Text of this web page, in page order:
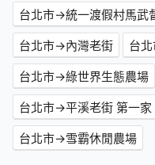
台北市→統一渡假村馬武
台北市→內灣老街
台
台北市→綠世界生態農場
台北市→平溪老街 第一家
台北市→雪霸休閒農場